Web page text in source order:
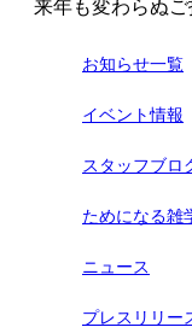
来年も変わらぬ
お知らせ一覧
イベント情報
スタッフブロ
ためになる雑
ニュース
プレスリリー